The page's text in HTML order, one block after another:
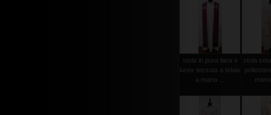
stola in pura lana e
lurex tessuta a telaio
a mano ...
stola